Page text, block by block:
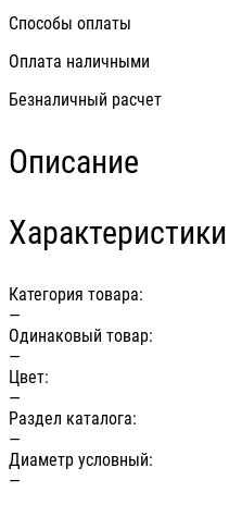
Способы оплаты
Оплата наличными
Безналичный расчет
Описание
Характеристики
Категория товара:
—
Одинаковый товар:
—
Цвет:
—
Раздел каталога:
—
Диаметр условный:
—